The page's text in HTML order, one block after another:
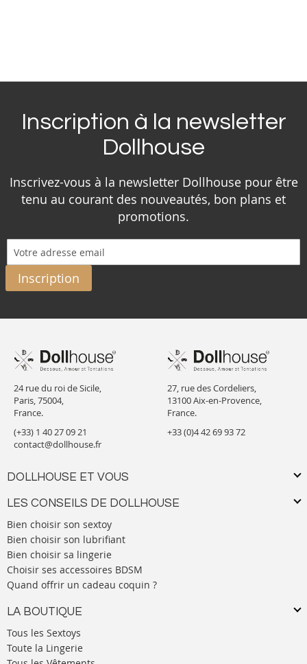
Inscription à la newsletter
Dollhouse
Inscrivez-vous à la newsletter Dollhouse pour être
tenu au courant des nouveautés, bon plans et
promotions.
Inscription
24 rue du roi de Sicile,
Paris, 75004,
France.
(+33) 1 40 27 09 21
contact@dollhouse.fr
DOLLHOUSE ET VOUS
LES CONSEILS DE DOLLHOUSE
Bien choisir son sextoy
Bien choisir son lubrifiant
Bien choisir sa lingerie
Choisir ses accessoires BDSM
Quand offrir un cadeau coquin ?
LA BOUTIQUE
Tous les Sextoys
Toute la Lingerie
27, rue des Cordeliers,
13100 Aix-en-Provence,
France.
+33 (0)4 42 69 93 72